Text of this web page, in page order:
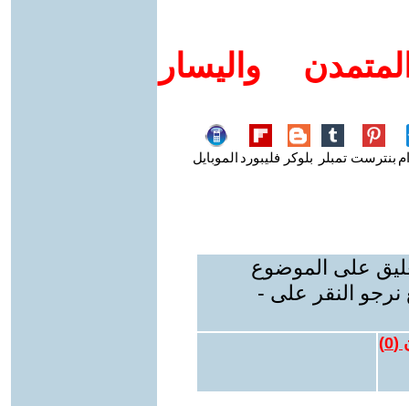
واليسار
بنترست تمبلر بلوكر فليبورد الموبايل
على الموضوع
نرجو النقر على -
(
0
)